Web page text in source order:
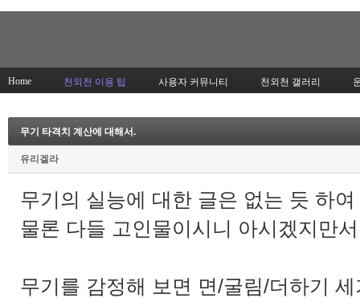
Home 천외천 이용 팁 사용자 커뮤니티 천외천 갤러리
무기 타격치 계산에 대해서.
유리겔라
무기의 실능에 대한 글은 없는 듯 하
물론 다들 고인물이시니 아시겠지만
무기를 감정해 보면 면/굴림/더하기